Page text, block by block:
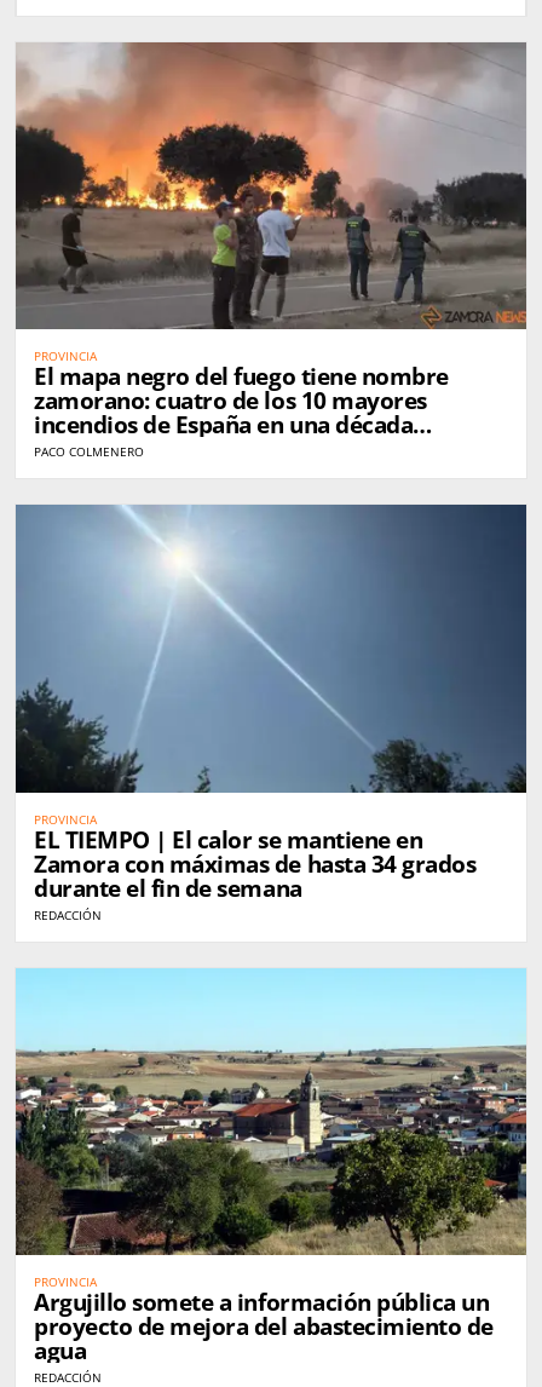
PROVINCIA
El mapa negro del fuego tiene nombre
zamorano: cuatro de los 10 mayores
incendios de España en una década
golpearon Zamora
PACO COLMENERO
PROVINCIA
EL TIEMPO | El calor se mantiene en
Zamora con máximas de hasta 34 grados
durante el fin de semana
REDACCIÓN
PROVINCIA
Argujillo somete a información pública un
proyecto de mejora del abastecimiento de
agua
REDACCIÓN